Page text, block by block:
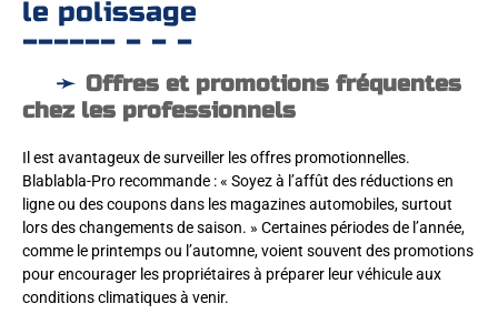
le polissage
Offres et promotions fréquentes
chez les professionnels
Il est avantageux de surveiller les offres promotionnelles.
Blablabla-Pro recommande : « Soyez à l’affût des réductions en
ligne ou des coupons dans les magazines automobiles, surtout
lors des changements de saison. » Certaines périodes de l’année,
comme le printemps ou l’automne, voient souvent des promotions
pour encourager les propriétaires à préparer leur véhicule aux
conditions climatiques à venir.